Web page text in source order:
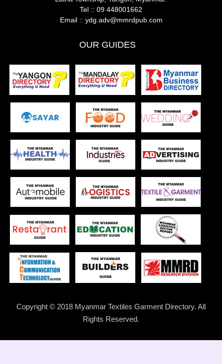
Tel :: 09 448001662
Email :: ydg.adv@mmrdpub.com
OUR GUIDES
Copyright © 2018 Myanmar Textiles Garment Directory. All
Rights Reserved.